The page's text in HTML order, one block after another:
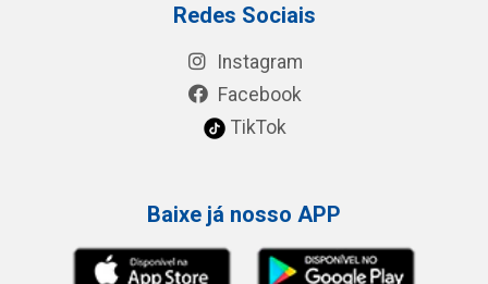
Redes Sociais
Instagram
Facebook
TikTok
Baixe já nosso APP